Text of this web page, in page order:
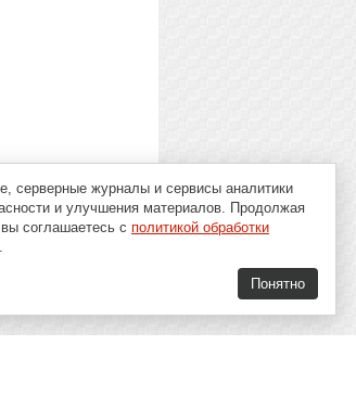
серверные журналы и сервисы аналитики
и улучшения материалов. Продолжая
соглашаетесь с политикой обработки
.
Понятно